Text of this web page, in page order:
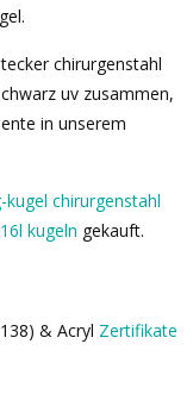
chirurgenstahl
uv zusammen,
in unserem
kugel chirurgenstahl
kugeln gekauft.
& Acryl Zertifikate